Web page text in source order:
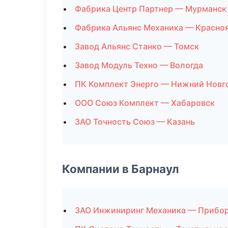
Фабрика Центр Партнер — Мурманск
Фабрика Альянс Механика —
Завод Альянс Станко — Томск
Завод Модуль Техно — Вологда
ПК Комплект Энерго — Нижний
ООО Союз Комплект — Хабаровск
ЗАО Точность Союз — Казань
Компании в Барнаул
ЗАО Инжиниринг Механика —